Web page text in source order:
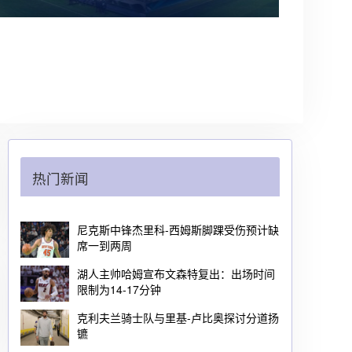
热门新闻
尼克斯中锋杰里科-西姆斯脚踝受伤预计缺
席一到两周
湖人主帅哈姆宣布文森特复出：出场时间
限制为14-17分钟
克利夫兰骑士队与里基-卢比奥探讨分道扬
镳